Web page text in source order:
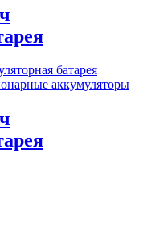
аккумуляторы